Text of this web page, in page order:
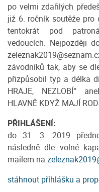
po velmi zdařilých
již 6. ročník soutěže
tentokrát pod
vedoucích. Nejpozději
závodníků tak, aby se
přizpůsobil typ a délka
HRAJE, NEZLOBÍ“
HLAVNĚ KDYŽ MAJÍ
PŘIHLÁŠENÍ:
do 31. 3. 2019
následně dle volné
mailem na
stáhnout příhlášku a